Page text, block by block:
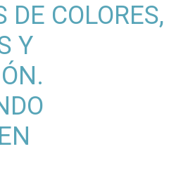
DE COLORES,
Y